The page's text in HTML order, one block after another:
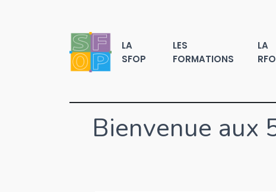
LA
SFOP
LES
FORMATIONS
LA
Bienvenue aux